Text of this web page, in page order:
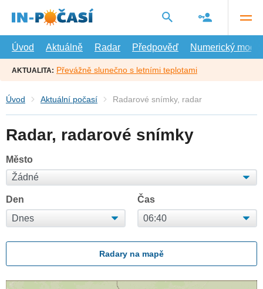
hlavní
Úvod
Aktuálně Radar Předpověď Numerický model
AKTUALITA: Převážně slunečno s letními teplotami
Úvod Aktuální počasí Radarové snímky, radar
Radar, radarové snímky
Město
Den Čas
Radary na mapě